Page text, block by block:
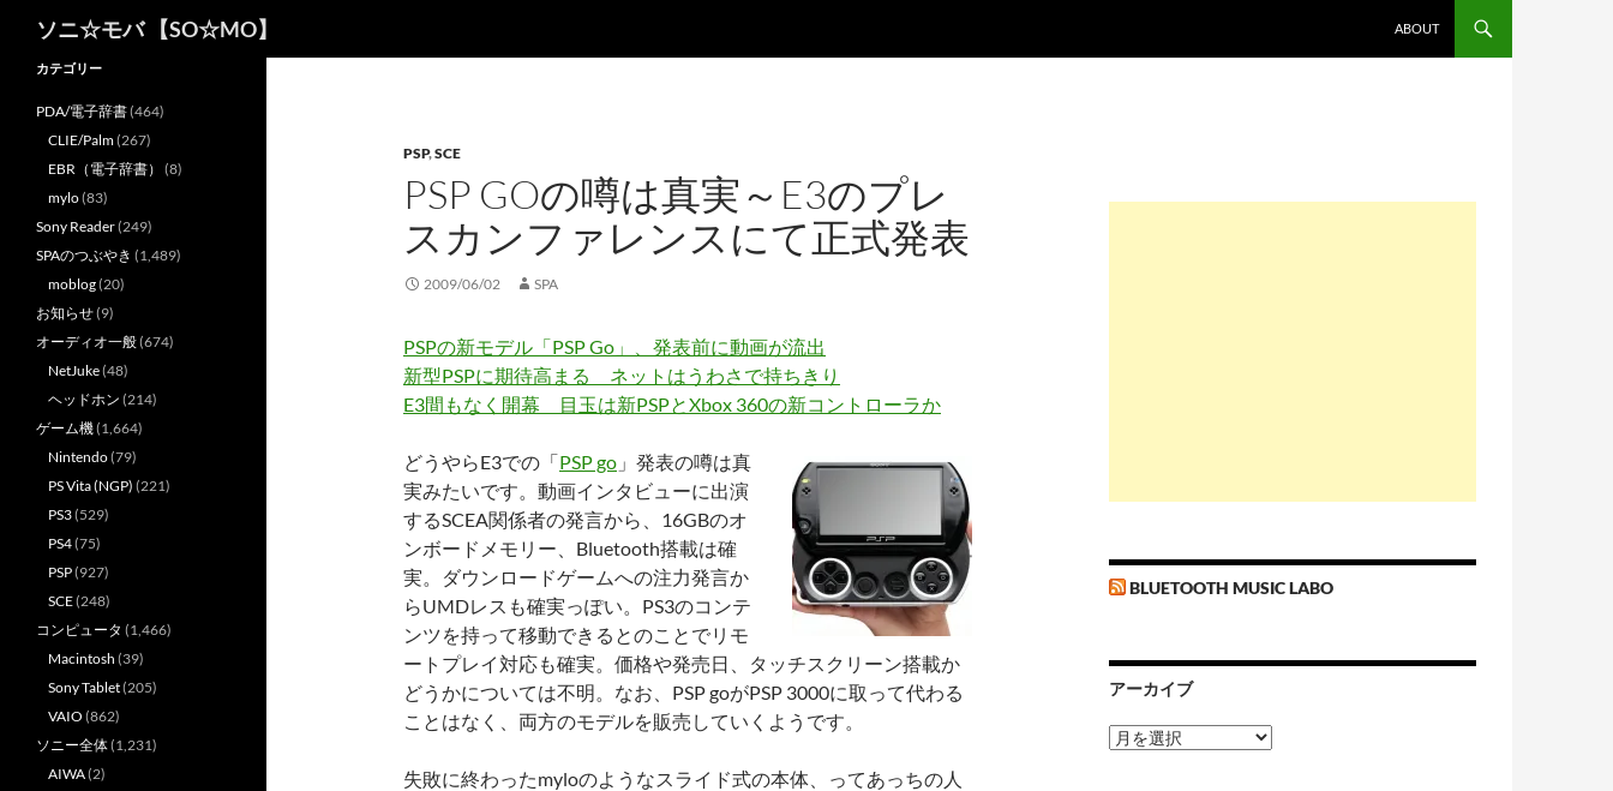
ソニ☆モバ 【SO☆MO】
ABOUT
PSP,SCE
PSP GOの噂は真実～E3のプレ
スカンファレンスにて正式発表
2009/06/02 SPA
PSPの新モデル「PSP Go」、発表前に動画が流出
新型PSPに期待高まる ネットはうわさで持ちきり
E3間もなく開幕 目玉は新PSPとXbox 360の新コントローラか
どうやらE3での「PSP go 」発表の噂は真
実みたいです。動画インタビューに出演
するSCEA関係者の発言から、16GBのオ
ンボードメモリー、Bluetooth搭載は確
実。ダウンロードゲームへの注力発言か
らUMDレスも確実っぽい。PS3のコンテ
ンツを持って移動できるとのことでリモ
ートプレイ対応も確実。価格や発売日、タッチスクリーン搭載か
どうかについては不明。なお、PSP goがPSP 3000に取って代わる
ことはなく、両方のモデルを販売していくようです。
失敗に終わったmyloのようなスライド式の本体、ってあっちの人
BLUETOOTH MUSIC LABO
アーカイブ
ア
ー
カテゴリー
PDA/電子辞書(464)
CLIE/Palm(267)
EBR（電子辞書） (8)
mylo(83)
Sony Reader(249)
SPAのつぶやき (1,489)
moblog(20)
お知らせ(9)
オーディオ一般(674)
NetJuke(48)
ヘッドホン (214)
ゲーム機(1,664)
Nintendo(79)
PS Vita (NGP) (221)
PS3(529)
PS4(75)
PSP(927)
SCE(248)
コンピュータ (1,466)
Macintosh (39)
Sony Tablet(205)
VAIO (862)
ソニー全体(1,231)
AIWA(2)